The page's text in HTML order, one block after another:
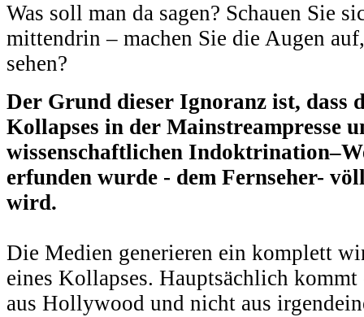
Was soll man da sagen? Schauen Sie
mittendrin – machen Sie die Augen
sehen?
Der Grund dieser Ignoranz ist, dass
Kollapses in der Mainstreampresse
wissenschaftlichen
erfunden wurde - dem Fernseher-
wird.
Die Medien generieren ein komplett
eines Kollapses. Hauptsächlich
aus Hollywood und nicht aus